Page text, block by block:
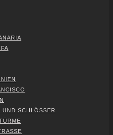
UND SCHLÖS­SER